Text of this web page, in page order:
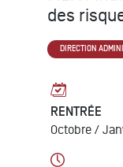
time
RENTRÉE